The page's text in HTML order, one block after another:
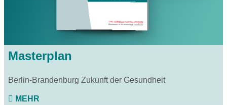
Masterplan
Berlin-Brandenburg Zukunft der Gesundheit
MEHR